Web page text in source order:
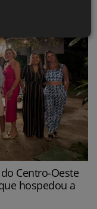
Centro-Oeste
hospedou a